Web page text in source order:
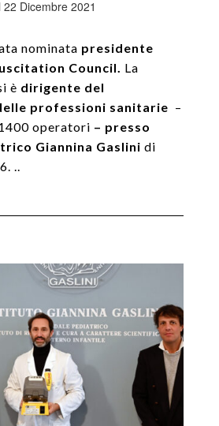
testo
Dicembre 2021
nominata presidente
Council. La
è dirigente del
professioni sanitarie –
operatori – presso
Giannina Gaslini di
..